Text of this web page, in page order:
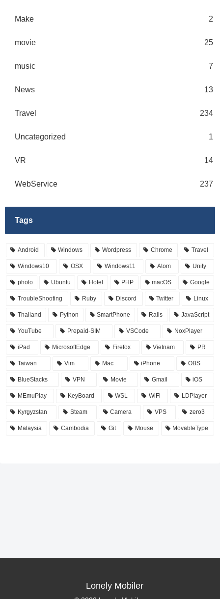
Make 2
movie 25
music 7
News 13
Travel 234
Uncategorized 1
VR 14
WebService 237
Tags
Android Windows Wordpress Chrome Travel
Windows10 OSX Windows11 Atom Unity
photo Ubuntu Hotel PHP macOS Google
TroubleShooting Ruby Discord Twitter Linux
Thailand Python SmartPhone Rails JavaScript
YouTube Prepaid-SIM VSCode NoxPlayer
iPad MicrosoftEdge Firefox Vietnam PR
Taiwan Vim Mac iPhone OBS
BlueStacks VPN Movie Gmail iOS
MEmuPlay KeyBoard WSL WiFi LDPlayer
Kyrgyzstan Steam Camera VPS zero3
Malaysia Cambodia Git Mouse MovableType
Lonely Mobiler